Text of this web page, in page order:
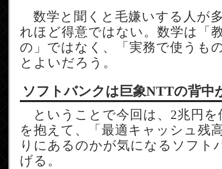
数学と聞くと毛嫌いする人が
れほど得意ではない。数学は「
の」ではなく、「実務で使うも
とよいだろう。
ソフトバンクは巨象NTTの背中
ということで今回は、2兆円を
を抱えて、「最適キャッシュ残
りにあるのかが気になるソフト
げる。